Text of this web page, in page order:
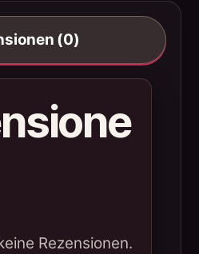
(0)
Rezensionen.